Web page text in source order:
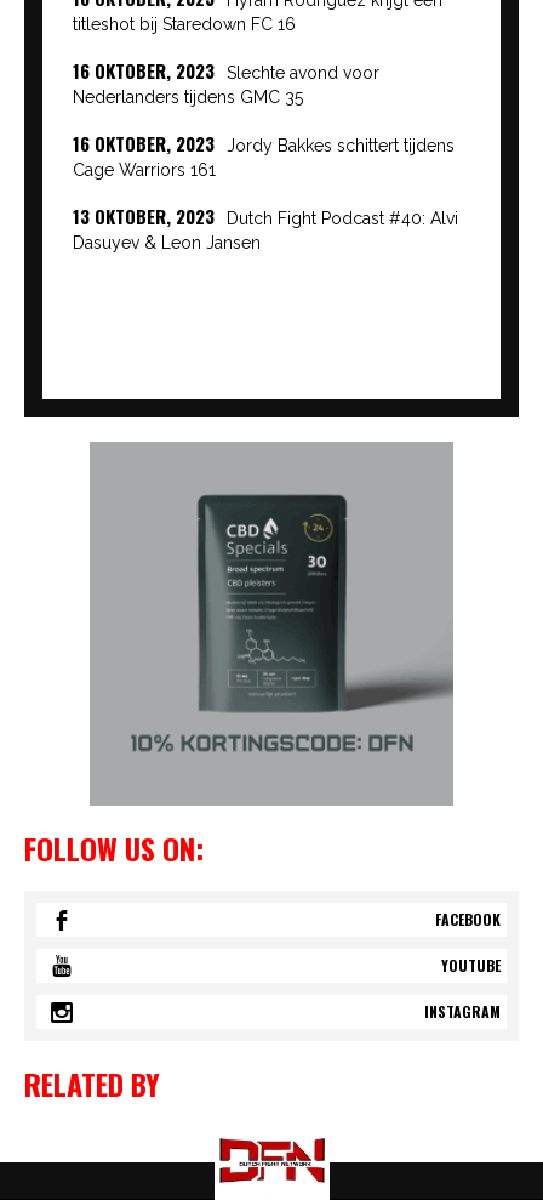
titleshot bij Staredown FC 16
16 OKTOBER, 2023
Slechte avond voor
Nederlanders tijdens GMC 35
16 OKTOBER, 2023
Jordy Bakkes schittert tijdens
Cage Warriors 161
13 OKTOBER, 2023
Dutch Fight Podcast #40: Alvi
Dasuyev & Leon Jansen
FOLLOW US ON:
FACEBOOK
YOUTUBE
INSTAGRAM
RELATED BY